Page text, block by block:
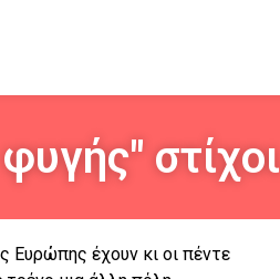
στίχοι
Ευρώπης έχουν κι οι πέντε